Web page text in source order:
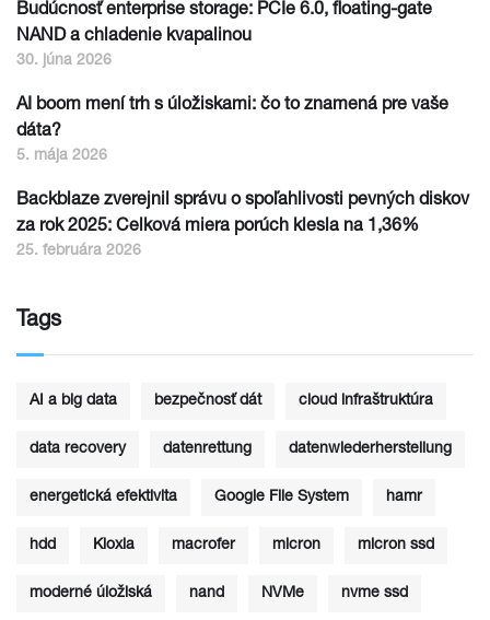
Budúcnosť enterprise storage: PCIe 6.0, floating-gate
NAND a chladenie kvapalinou
30. júna 2026
AI boom mení trh s úložiskami: čo to znamená pre vaše
dáta?
5. mája 2026
Backblaze zverejnil správu o spoľahlivosti pevných diskov
za rok 2025: Celková miera porúch klesla na 1,36%
25. februára 2026
Tags
AI a big data bezpečnosť dát cloud infraštruktúra
data recovery datenrettung datenwiederherstellung
energetická efektivita Google File System hamr
hdd Kioxia macrofer micron micron ssd
moderné úložiská nand NVMe nvme ssd